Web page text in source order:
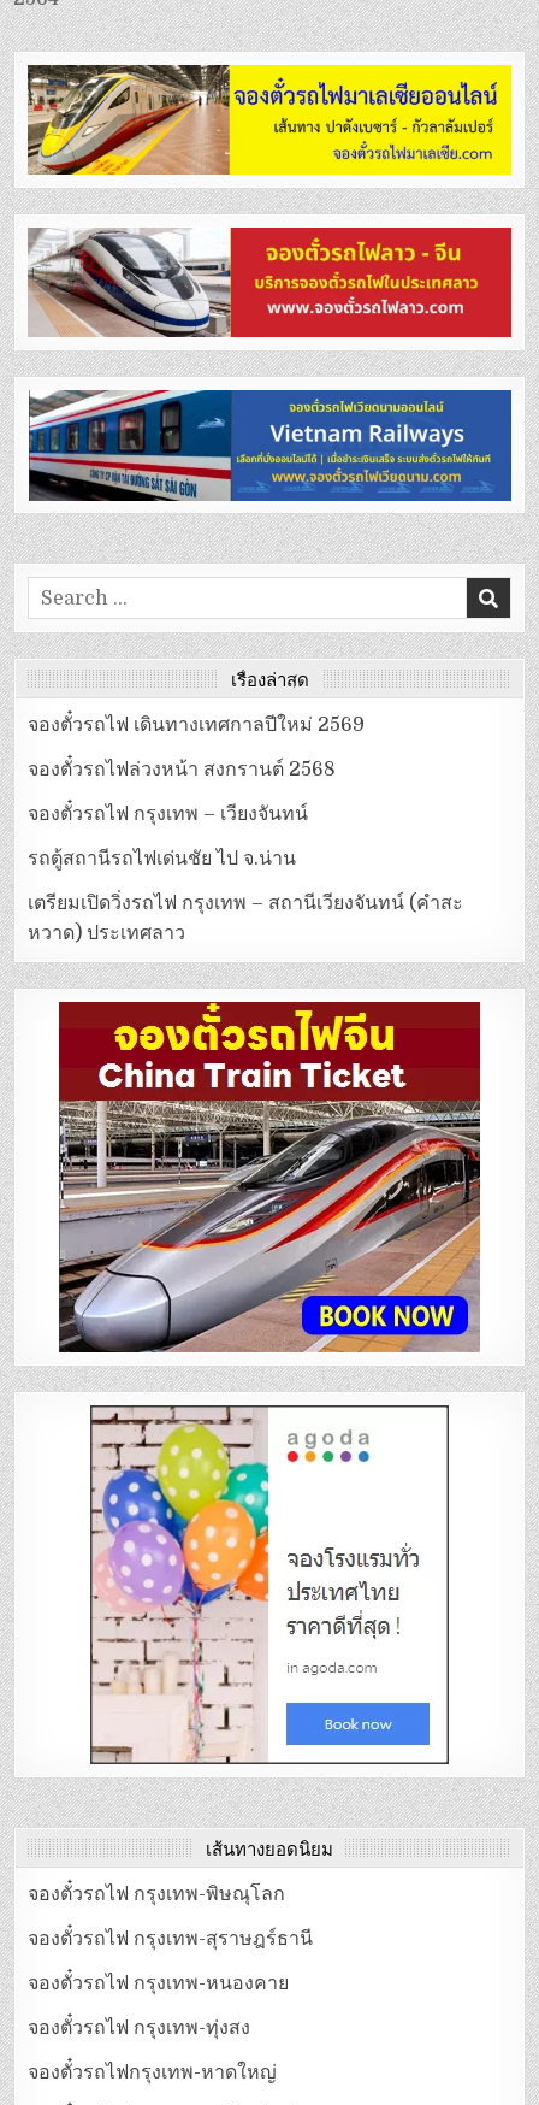
Search
for:
เรื่องล่าสุด
จองตั๋วรถไฟ เดินทางเทศกาลปีใหม่ 2569
จองตั๋วรถไฟล่วงหน้า สงกรานต์ 2568
จองตั๋วรถไฟ กรุงเทพ – เวียงจันทน์
รถตู้สถานีรถไฟเด่นชัย ไป จ.น่าน
เตรียมเปิดวิ่งรถไฟ กรุงเทพ – สถานีเวียงจันทน์ (คำสะ
หวาด) ประเทศลาว
เส้นทางยอดนิยม
จองตั๋วรถไฟ กรุงเทพ-พิษณุโลก
จองตั๋วรถไฟ กรุงเทพ-สุราษฎร์ธานี
จองตั๋วรถไฟ กรุงเทพ-หนองคาย
จองตั๋วรถไฟ กรุงเทพ-ทุ่งสง
จองตั๋วรถไฟกรุงเทพ-หาดใหญ่